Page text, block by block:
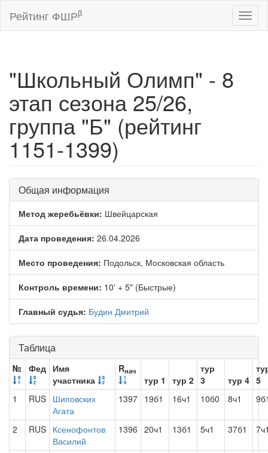
Рейтинг ФШРβ
"Школьный Олимп" - 8
этап сезона 25/26,
группа "Б" (рейтинг
1151-1399)
Общая информация
Метод жеребьёвки: Швейцарская
Дата проведения: 26.04.2026
Место проведения: Подольск, Московская область
Контроль времени: 10' + 5" (Быстрые)
Главный судья: Будин Дмитрий
Таблица
№ Фед Имя
участника
Rнач
тур 1 тур 2
тур
3
тур 4 5
1
RUS Шиповских
Агата
1397 19б1 16ч1 10б0 8ч1
2 RUS Ксенофонтов
Василий
1396 20ч1 13б1 5ч1 37б1